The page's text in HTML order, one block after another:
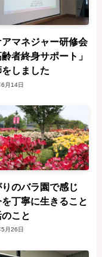
マネジャー研修会
者終身サポート」
しました
月14日
のバラ園で感じ
丁寧に生きること
こと
月26日